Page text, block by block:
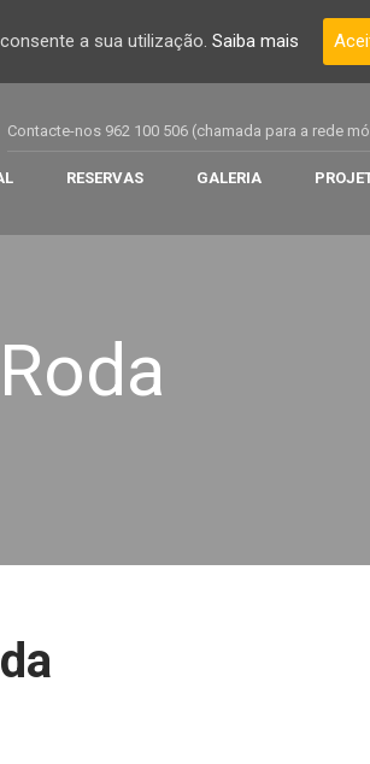
Contacte-nos 962 100 506 (chamada para a rede
RESERVAS GALERIA
a sua utilização. Saiba mais